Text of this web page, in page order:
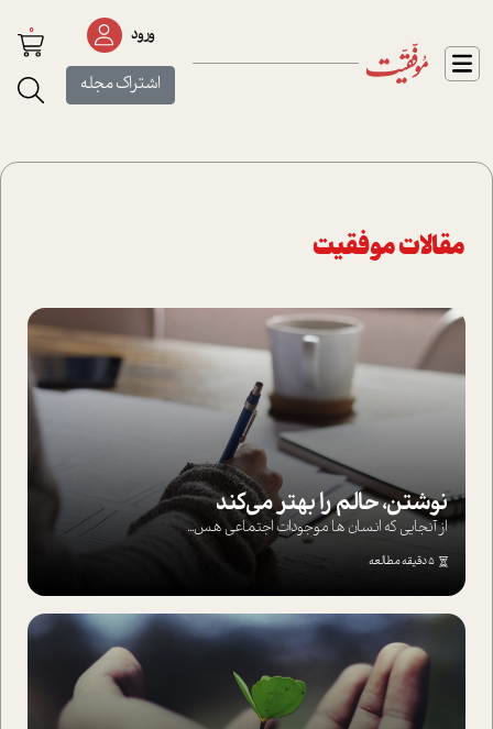
ورود
اشتراک مجله
0
مقالات موفقیت
نوشتن، حالم را بهتر می‌کند
از آنجایی که انسان ها موجودات اجتماعی هس...
5 دقیقه مطالعه